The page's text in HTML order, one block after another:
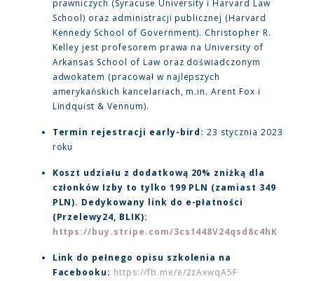
prawniczych (Syracuse University i Harvard Law
School) oraz administracji publicznej (Harvard
Kennedy School of Government). Christopher R.
Kelley jest profesorem prawa na University of
Arkansas School of Law oraz doświadczonym
adwokatem (pracował w najlepszych
amerykańskich kancelariach, m.in. Arent Fox i
Lindquist & Vennum).
Termin rejestracji early-bird: 23 stycznia 2023
roku
Koszt udziału z dodatkową 20% zniżką dla
członków Izby to tylko 199 PLN (zamiast 349
PLN). Dedykowany link do e-płatności
(Przelewy24, BLIK):
https://buy.stripe.com/3cs1448V24qsd8c4hK
Link do pełnego opisu szkolenia na
Facebooku: https://fb.me/e/2zAxwqA5F